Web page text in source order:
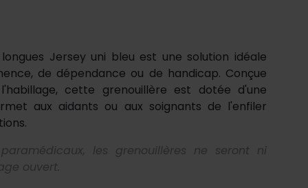
longues Jersey uni bleu est une solution idéale
de dépendance ou de handicap. Conçue
cette grenouillère est dotée d'une
aux aidants ou aux soignants de l'enfiler
les grenouillères ne seront ni
ouvert.